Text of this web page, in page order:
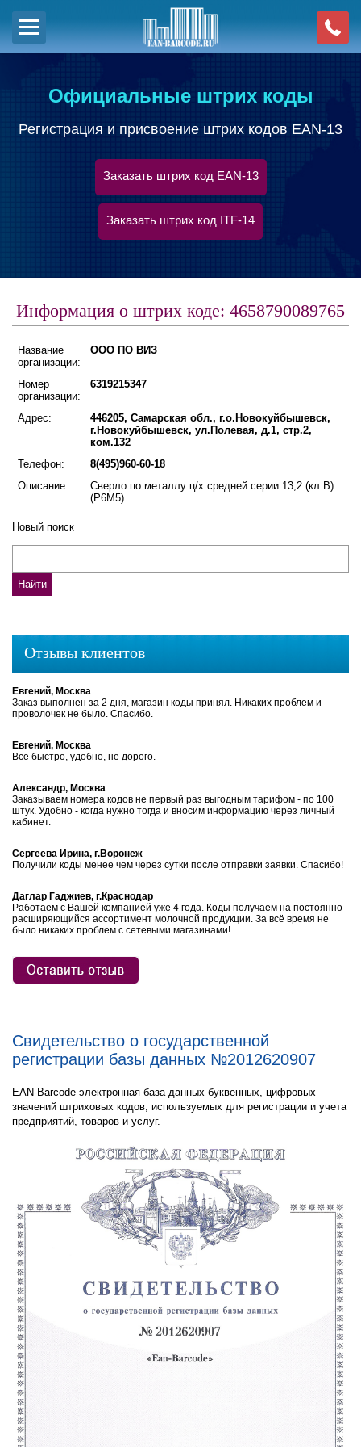
Официальные штрих коды
Регистрация и присвоение штрих кодов EAN-13
Заказать штрих код EAN-13
Заказать штрих код ITF-14
Информация о штрих коде: 4658790089765
Название
организации:
ООО ПО ВИЗ
Номер
организации:
6319215347
Адрес:
446205, Самарская обл., г.о.Новокуйбышевск,
г.Новокуйбышевск, ул.Полевая, д.1, стр.2,
ком.132
Телефон:
8(495)960-60-18
Описание:
Сверло по металлу ц/х средней серии 13,2 (кл.В)
(Р6М5)
Новый поиск
Отзывы клиентов
Евгений, Москва
Заказ выполнен за 2 дня, магазин коды принял. Никаких проблем и
проволочек не было. Спасибо.
Евгений, Москва
Все быстро, удобно, не дорого.
Александр, Москва
Заказываем номера кодов не первый раз выгодным тарифом - по 100
штук. Удобно - когда нужно тогда и вносим информацию через личный
кабинет.
Сергеева Ирина, г.Воронеж
Получили коды менее чем через сутки после отправки заявки. Спасибо!
Даглар Гаджиев, г.Краснодар
Работаем с Вашей компанией уже 4 года. Коды получаем на постоянно
расширяющийся ассортимент молочной продукции. За всё время не
было никаких проблем с сетевыми магазинами!
Свидетельство о государственной
регистрации базы данных №2012620907
EAN-Barcode электронная база данных буквенных, цифровых
значений штриховых кодов, используемых для регистрации и учета
предприятий, товаров и услуг.